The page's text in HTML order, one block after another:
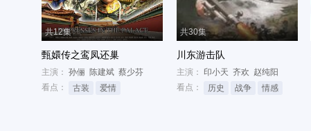
共12集
甄嬛传之鸾凤还巢
主演： 孙俪 陈建斌 蔡少芬
看点：
古装 爱情
共30集
川东游击队
主演： 印小天 齐欢 赵纯阳
看点：
历史 战争 情感